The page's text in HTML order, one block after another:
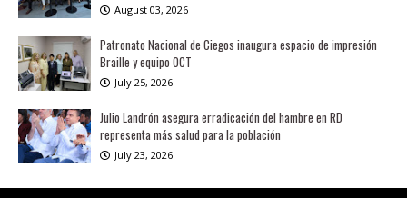
August 03, 2026
Patronato Nacional de Ciegos inaugura espacio de impresión
Braille y equipo OCT
July 25, 2026
Julio Landrón asegura erradicación del hambre en RD
representa más salud para la población
July 23, 2026